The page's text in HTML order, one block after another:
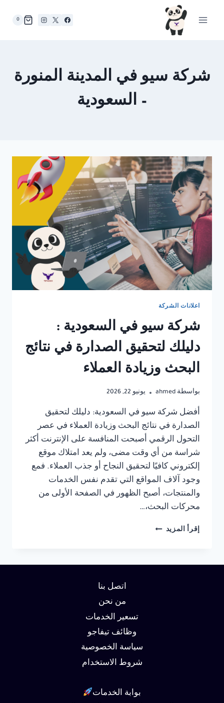
0
شركة سيو في المدينة المنورة
– السعودية
اعلانات الشركة
شركة سيو في السعودية :
دليلك لتحقيق الصدارة في نتائج
البحث وزيادة العملاء
بواسطة ahmed يونيو 22, 2026
أفضل شركة سيو في السعودية: دليلك لتحقيق
الصدارة في نتائج البحث وزيادة العملاء في عصر
التحول الرقمي أصبحت المنافسة على الإنترنت أكثر
شراسة من أي وقت مضى، ولم يعد امتلاك موقع
إلكتروني كافيًا لتحقيق النجاح أو جذب العملاء. فمع
وجود آلاف المواقع التي تقدم نفس الخدمات
والمنتجات، أصبح الظهور في الصفحة الأولى من
محركات البحث،…
إقرأ المزيد شركة
اتصل بنا
من نحن
تسعير الخدمات
وظائف تيفاجو
سياسة الخصوصية
شروط الاستخدام
بوابة الخدمات